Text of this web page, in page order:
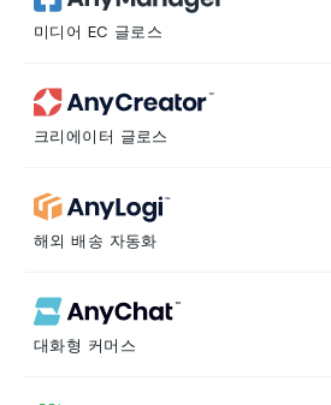
미디어 EC 글로스
크리에이터 글로스
해외 배송 자동화
대화형 커머스